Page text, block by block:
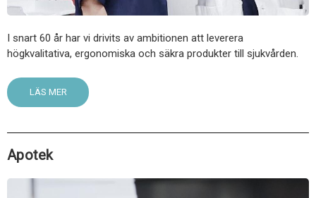
I snart 60 år har vi drivits av ambitionen att leverera
högkvalitativa, ergonomiska och säkra produkter till sjukvården.
LÄS MER
Apotek